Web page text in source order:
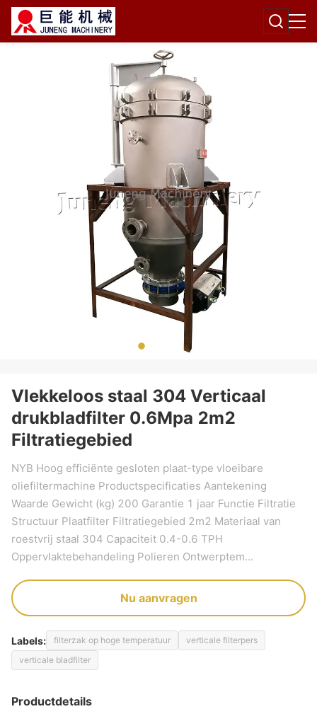
Vlekkeloos staal 304 Verticaal
drukbladfilter 0.6Mpa 2m2
Filtratiegebied
NYB Hoog efficiënte gesloten plaat-type vloeibare
oliefiltermachine Productspecificaties Aantekening
Waarde Gewicht (kg) 200 Garantie 1 jaar Functie Filtratie
Structuur Plaatfilter Filtratiegebied 2m2 Materiaal van
roestvrij staal 304 Capaciteit 0.4-0.6 TPH
Oppervlaktebehandeling Polieren Ontwerptem...
Nu aanvragen
Labels: filterzak op hoge temperatuur
verticale filterpers
verticale bladfilter
Productdetails